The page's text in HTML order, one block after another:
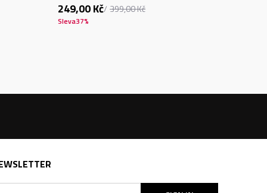
249,00Kč 399,00Kč
Sleva37%